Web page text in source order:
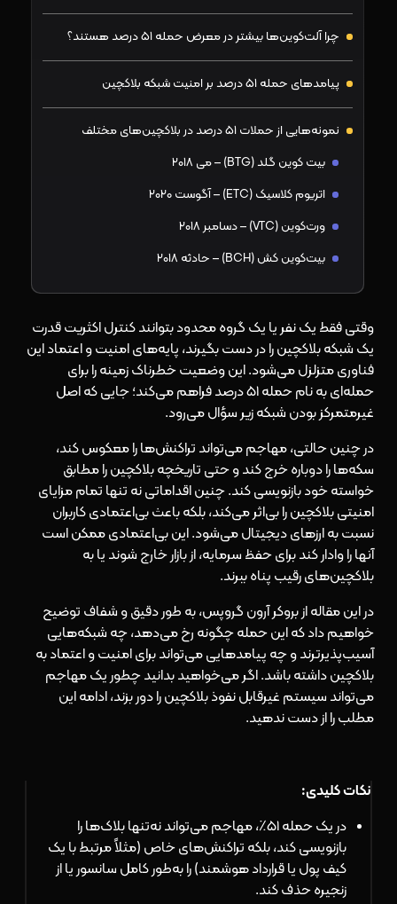
چرا آلت‌کوین‌ها بیشتر در معرض حمله ۵۱ درصد هستند؟
پیامدهای حمله ۵۱ درصد بر امنیت شبکه بلاکچین
نمونه‌هایی از حملات ۵۱ درصد در بلاکچین‌های مختلف
بیت کوین گلد (BTG) – می ۲۰۱۸
اتریوم کلاسیک (ETC) – آگوست ۲۰۲۰
ورت‌کوین (VTC) – دسامبر ۲۰۱۸
بیت‌کوین کش (BCH) – حادثه ۲۰۱۸
حمله سیبل
ماینینگ خودخواهانه
حملات ریاکاری یا قرارداد هوشمند (Smart Contract
Exploits)
راهکارهای جلوگیری از حمله ۵۱ درصد
تغییر الگوریتم اجماع
به تاخیر انداختن تاییدیه‌های بلاکچین
سیستم جریمه
نتیجه‌گیری
وقتی فقط یک نفر یا یک گروه محدود بتوانند کنترل اکثریت قدرت
یک شبکه بلاکچین را در دست بگیرند، پایه‌های امنیت و اعتماد این
فناوری متزلزل می‌شود. این وضعیت خطرناک زمینه‌ را برای
حمله‌ای به نام حمله ۵۱ درصد فراهم می‌کند؛ جایی که اصل
غیرمتمرکز بودن شبکه زیر سؤال می‌رود.
در چنین حالتی، مهاجم می‌تواند تراکنش‌ها را معکوس کند،
سکه‌ها را دوباره خرج کند و حتی تاریخچه بلاکچین را مطابق
خواسته خود بازنویسی کند. چنین اقداماتی نه تنها تمام مزایای
امنیتی بلاکچین را بی‌اثر می‌کند، بلکه باعث بی‌اعتمادی کاربران
نسبت به ارزهای دیجیتال می‌شود. این بی‌اعتمادی ممکن است
آنها را وادار کند برای حفظ سرمایه‌، از بازار خارج شوند یا به
بلاکچین‌های رقیب پناه ببرند.
در این مقاله از بروکر آرون گروپس، به طور دقیق و شفاف توضیح
خواهیم داد که این حمله چگونه رخ می‌دهد، چه شبکه‌هایی
آسیب‌پذیرترند و چه پیامدهایی می‌تواند برای امنیت و اعتماد به
بلاکچین داشته باشد. اگر می‌خواهید بدانید چطور یک مهاجم
می‌تواند سیستم غیرقابل نفوذ بلاکچین را دور بزند، ادامه این
مطلب را از دست ندهید.
نکات کلیدی:
در یک حمله ۵۱٪، مهاجم می‌تواند نه‌تنها بلاک‌ها را
بازنویسی کند، بلکه تراکنش‌های خاص (مثلاً مرتبط با یک
کیف پول یا قرارداد هوشمند) را به‌طور کامل سانسور یا از
زنجیره حذف کند.